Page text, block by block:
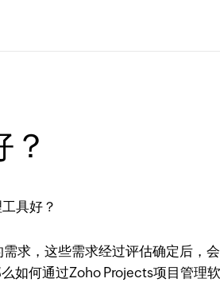
求，这些需求经过评估确定后，
如何通过Zoho Projects项目管理